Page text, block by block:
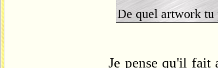
De quel artwork tu
Je pense qu'il fait